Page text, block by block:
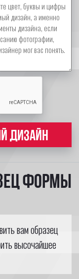
ДИЗАЙН
формы
вам образец
высочайшее